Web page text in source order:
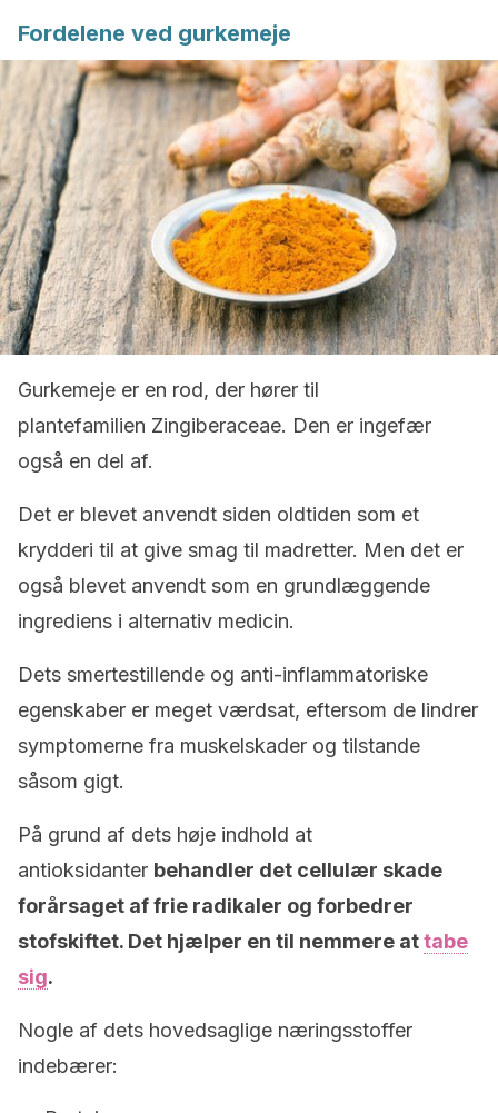
Fordelene ved gurkemeje
Gurkemeje er en rod, der hører til
plantefamilien Zingiberaceae. Den er ingefær
også en del af.
Det er blevet anvendt siden oldtiden som et
krydderi til at give smag til madretter. Men det er
også blevet anvendt som en grundlæggende
ingrediens i alternativ medicin.
Dets smertestillende og anti-inflammatoriske
egenskaber er meget værdsat, eftersom de lindrer
symptomerne fra muskelskader og tilstande
såsom gigt.
På grund af dets høje indhold at
antioksidanter behandler det cellulær skade
forårsaget af frie radikaler og forbedrer
stofskiftet. Det hjælper en til nemmere attabe
sig.
Nogle af dets hovedsaglige næringsstoffer
indebærer: